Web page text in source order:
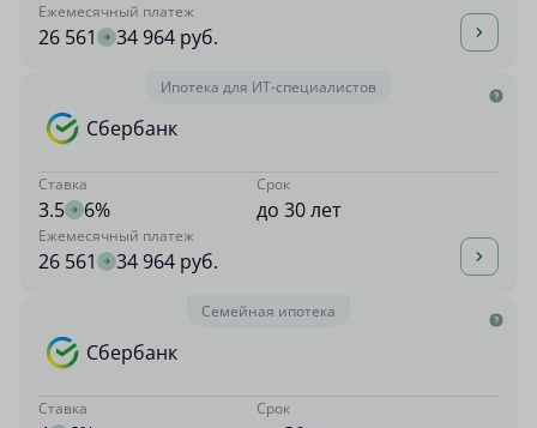
Ежемесячный платеж
26 561 34 964 руб.
Ипотека для ИТ-специалистов
Сбербанк
Ставка
3.5 6%
Срок
до 30 лет
Ежемесячный платеж
26 561 34 964 руб.
Семейная ипотека
Сбербанк
Ставка Срок